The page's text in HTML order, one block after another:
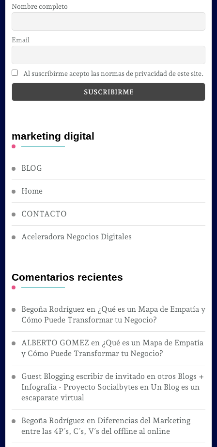
Nombre completo
Email
Al suscribirme acepto las normas de privacidad de este site.
marketing digital
BLOG
Home
CONTACTO
Aceleradora Negocios Digitales
Comentarios recientes
Begoña Rodríguez en ¿Qué es un Mapa de Empatía y
Cómo Puede Transformar tu Negocio?
ALBERTO GOMEZ en ¿Qué es un Mapa de Empatía
y Cómo Puede Transformar tu Negocio?
Guest Blogging escribir de invitado en otros Blogs +
Infografía - Proyecto Socialbytes en Un Blog es un
escaparate virtual
Begoña Rodríguez en Diferencias del Marketing
entre las 4P´s, C´s, V´s del offline al online